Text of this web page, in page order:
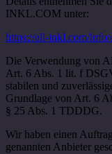
INKL.COM unter:
https://all-inkl.com/info/
Die Verwendung von
Art. 6 Abs. 1 lit. f
stabilen und
Grundlage von Art. 6
§ 25 Abs. 1 TDDDG.
Wir haben einen
genannten Anbieter